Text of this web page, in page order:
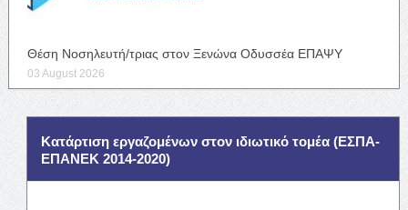
Θέση Νοσηλευτή/τριας στον Ξενώνα Οδυσσέα ΕΠΑΨΥ
03 August 2026
Κατάρτιση εργαζομένων στον ιδιωτικό τομέα (ΕΣΠΑ-
ΕΠΑΝΕΚ 2014-2020)